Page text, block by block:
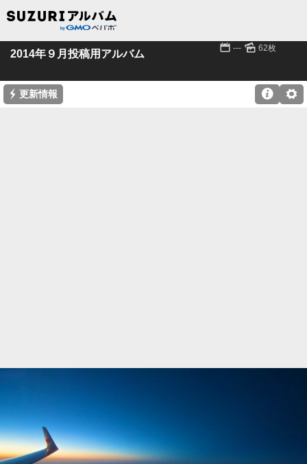
2014年９月投稿用アルバム 📅 --- 🌄 62枚
⚡ 更新情報 ⚙
